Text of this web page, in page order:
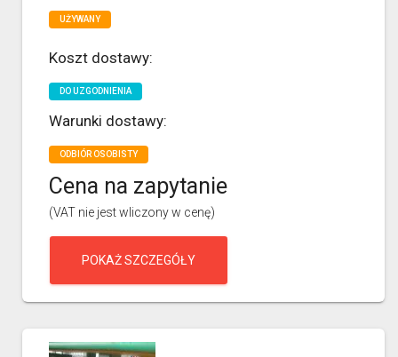
UŻYWANY
Koszt dostawy:
DO UZGODNIENIA
Warunki dostawy:
ODBIÓR OSOBISTY
Cena na zapytanie
(VAT nie jest wliczony w cenę)
POKAŻ SZCZEGÓŁY